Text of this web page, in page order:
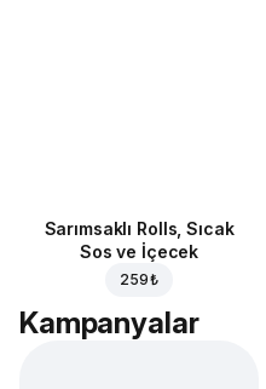
Sarımsaklı Rolls, Sıcak
Sos ve İçecek
259 ₺
Kampanyalar